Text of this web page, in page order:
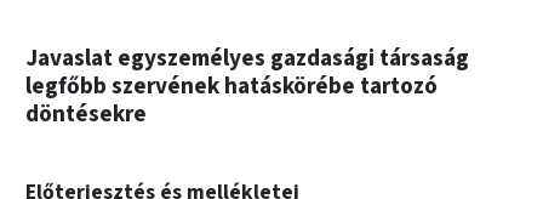
Javaslat egyszemélyes gazdasági társaság
legfőbb szervének hatáskörébe tartozó
döntésekre
Előterjesztés és mellékletei